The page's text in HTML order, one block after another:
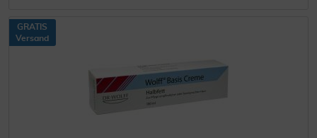
GRATIS
Versand